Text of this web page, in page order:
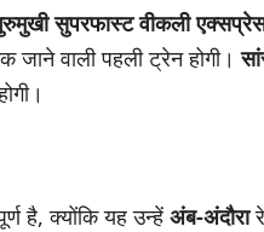
सुपरफास्ट वीकली
वाली पहली ट्रेन होगी।
है, क्योंकि यह उन्हें अंब-अंदौरा